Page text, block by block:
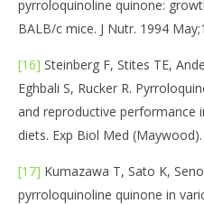
pyrroloquinoline quinone:
BALB/c mice. J Nutr. 1994
[16] Steinberg F, Stites TE,
Eghbali S, Rucker R.
and reproductive performance
diets. Exp Biol Med
[17] Kumazawa T, Sato K,
pyrroloquinoline quinone in